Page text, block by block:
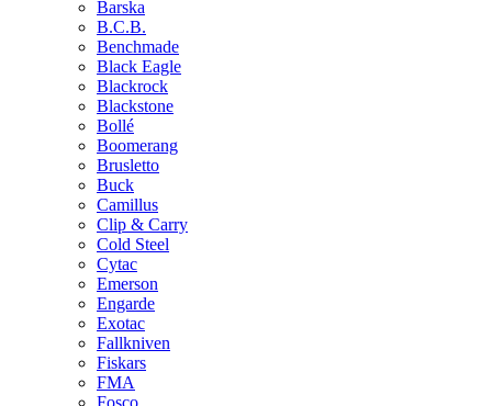
Barska
B.C.B.
Benchmade
Black Eagle
Blackrock
Blackstone
Bollé
Boomerang
Brusletto
Buck
Camillus
Clip & Carry
Cold Steel
Cytac
Emerson
Engarde
Exotac
Fallkniven
Fiskars
FMA
Fosco